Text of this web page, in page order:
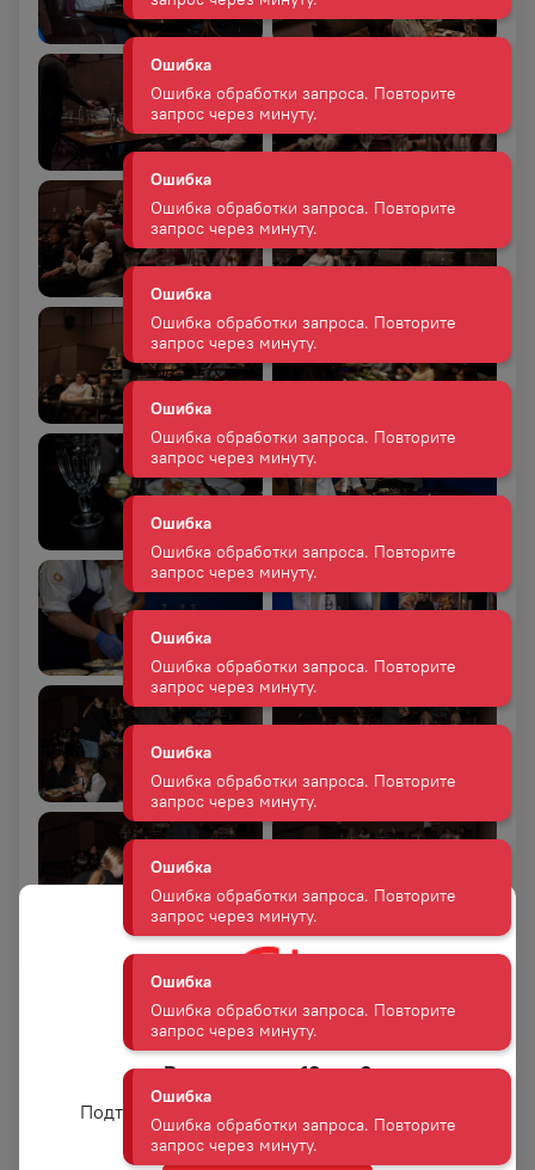
Ошибка обработки запроса. Повторите
запрос через минуту.
Ошибка
Ошибка обработки запроса. Повторите
запрос через минуту.
Ошибка
Ошибка обработки запроса. Повторите
запрос через минуту.
Ошибка
Ошибка обработки запроса. Повторите
запрос через минуту.
Ошибка
Ошибка обработки запроса. Повторите
запрос через минуту.
Ошибка
Ошибка обработки запроса. Повторите
запрос через минуту.
Ошибка
Ошибка обработки запроса. Повторите
запрос через минуту.
Ошибка
Ошибка обработки запроса. Повторите
запрос через минуту.
Ошибка
Ошибка обработки запроса. Повторите
запрос через минуту.
Ошибка
Ошибка обработки запроса. Повторите
запрос через минуту.
Ошибка
Ошибка обработки запроса. Повторите
Вам уже есть 18 лет?
Подтвердите возраст для просмотра сайта